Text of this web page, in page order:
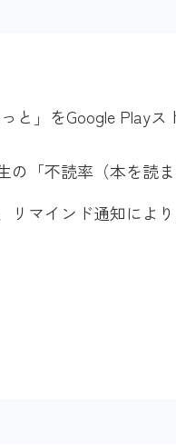
と」をGoogle Playス
の「不読率（本を読
リマインド通知によ